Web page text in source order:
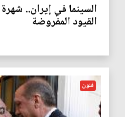
السينما في إيران..
القيود المفروضة
فنون